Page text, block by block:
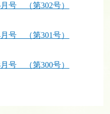
号 （第302号）
号 （第301号）
号 （第300号）